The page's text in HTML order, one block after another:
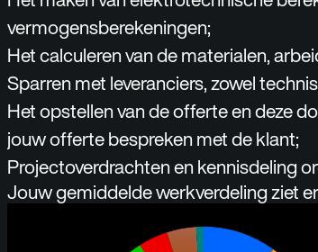
vermogensberekeningen;
Het calculeren van de materialen,
Sparren met leveranciers, zowel
Het opstellen van de offerte en deze
jouw offerte bespreken met de klant;
Projectoverdrachten en kennisdeling
Jouw gemiddelde werkverdeling ziet